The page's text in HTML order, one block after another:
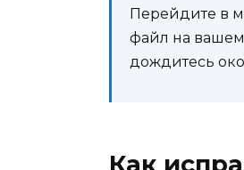
Перейдите в
файл на вашем
дождитесь